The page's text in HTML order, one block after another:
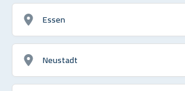
Essen
Neustadt